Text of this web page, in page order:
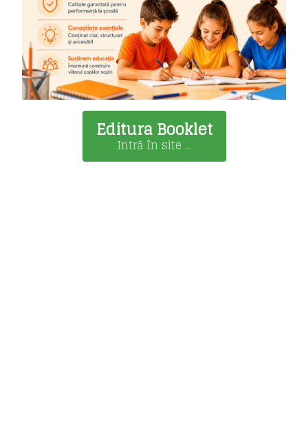
Editura Booklet
Intră în site ...